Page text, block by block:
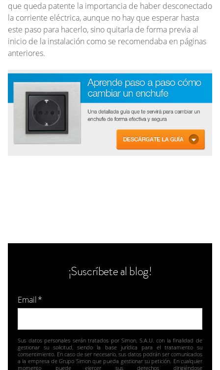
que queda patente la importancia de haber desconectado
la corriente eléctrica, aunque no hay que esperar hasta
este paso para hacerlo, sino quitarla de forma previa al
inicio de la instalación como se recomendaba en páginas
anteriores.
¡Suscríbete al blog!
Email*
Sus datos personales serán tratados por Simon, S.A.U. con la finalidad de
gestionar su solicitud, siendo la base jurídica para el tratamiento su
consentimiento. En caso de ser necesario, sus datos podrán ser comunicados
a la empresa de Grupo Simon que pueda gestionar su petición. En cualquier
momento puede ejercer sus derechos dirigiéndose